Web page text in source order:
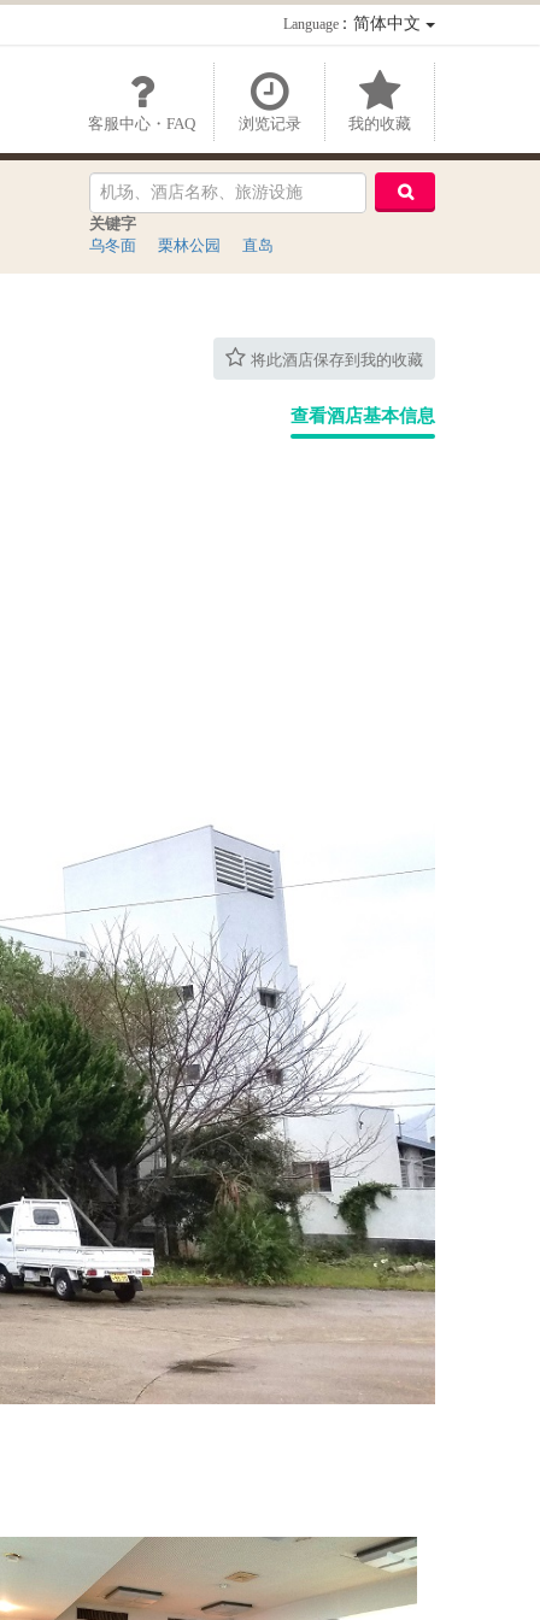
Language：简体中文
客服中心・FAQ 浏览记录 我的收藏
关键字
乌冬面
栗林公园 直岛
将此酒店保存到我的收藏
查看酒店基本信息